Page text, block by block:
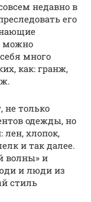
недавно в
его
можно
много
как: гранж,
не только
одежды, но
хлопок,
и так далее.
волны» и
и люди из
стиль